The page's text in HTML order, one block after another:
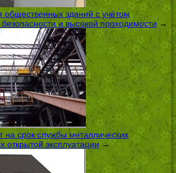
общественных зданий с учётом
и высокой проходимости→
на срок службы металлических
открытой эксплуатации →